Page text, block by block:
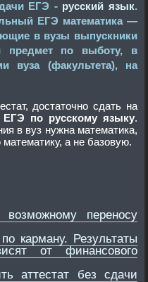
ЕГЭ - русский язык.
ЕГЭ математика —
в вузы выпускники
предмет по выботу, в
вуза (факультета), на
достаточно сдать на
ЕГЭ по русскому языку.
математика,
а не базовую.
возможному переносу
карману. Результаты
от финансового
аттестат без сдачи